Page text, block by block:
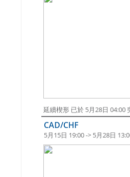
延續楔形 已於 5月28日 04:00
CAD/CHF
5月15日 19:00 -> 5月28日